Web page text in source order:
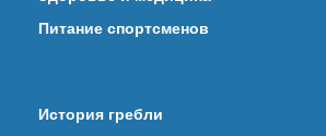
Питание спортсменов
История гребли